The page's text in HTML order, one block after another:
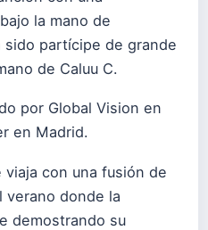
la mano de
sido partícipe de grande
de Caluu C.
por Global Vision en
en Madrid.
viaja con una fusión de
verano donde la
demostrando su